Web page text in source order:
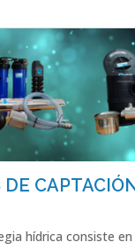
DE
hídrica consiste en